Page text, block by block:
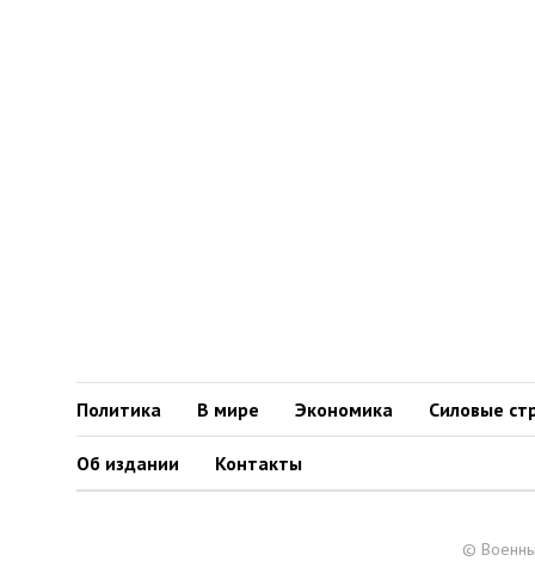
Политика В мире Экономика Силовые
Об издании Контакты
©